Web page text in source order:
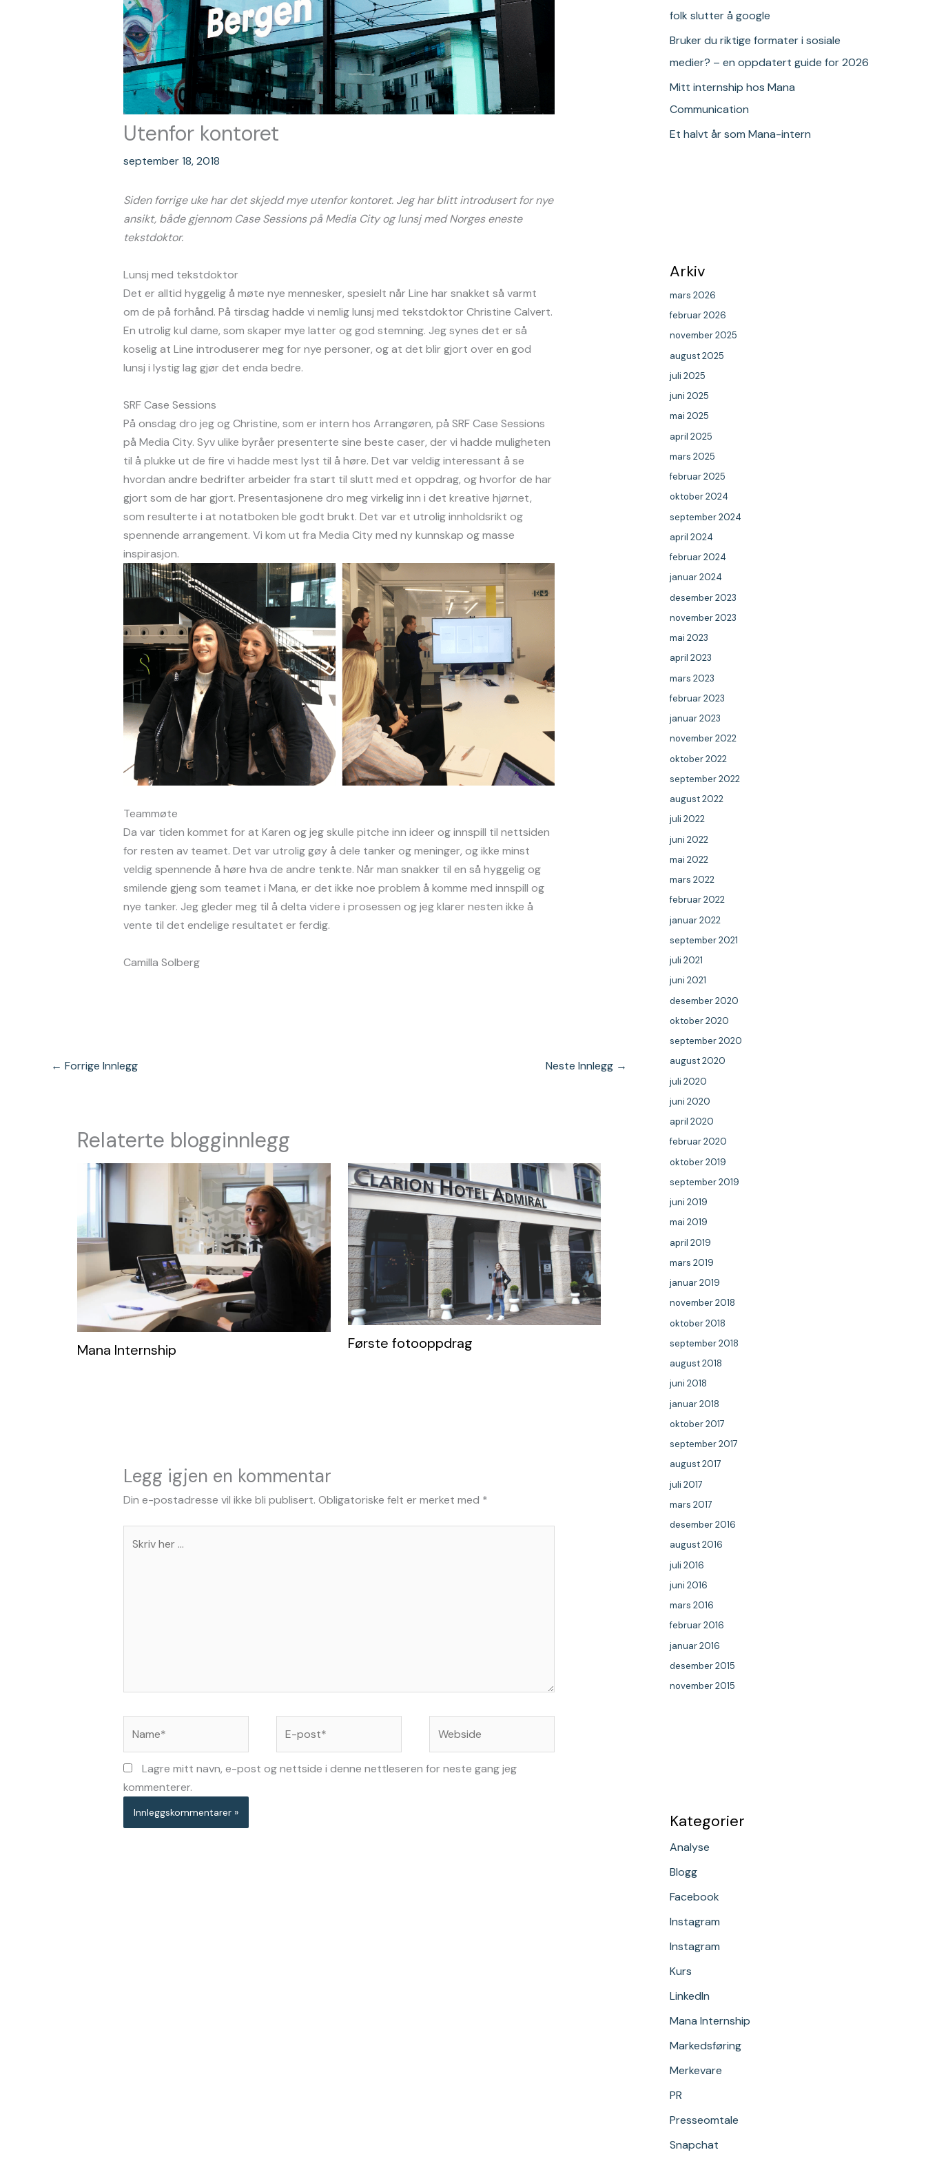
Utenfor kontoret
september 18, 2018
Siden forrige uke har det skjedd mye utenfor kontoret. Jeg har blitt introdusert for nye
ansikt, både gjennom Case Sessions på Media City og lunsj med Norges eneste
tekstdoktor.
Lunsj med tekstdoktor
Det er alltid hyggelig å møte nye mennesker, spesielt når Line har snakket så varmt
om de på forhånd. På tirsdag hadde vi nemlig lunsj med tekstdoktor Christine Calvert.
En utrolig kul dame, som skaper mye latter og god stemning. Jeg synes det er så
koselig at Line introduserer meg for nye personer, og at det blir gjort over en god
lunsj i lystig lag gjør det enda bedre.
SRF Case Sessions
På onsdag dro jeg og Christine, som er intern hos Arrangøren, på SRF Case Sessions
på Media City. Syv ulike byråer presenterte sine beste caser, der vi hadde muligheten
til å plukke ut de fire vi hadde mest lyst til å høre. Det var veldig interessant å se
hvordan andre bedrifter arbeider fra start til slutt med et oppdrag, og hvorfor de har
gjort som de har gjort. Presentasjonene dro meg virkelig inn i det kreative hjørnet,
som resulterte i at notatboken ble godt brukt. Det var et utrolig innholdsrikt og
spennende arrangement. Vi kom ut fra Media City med ny kunnskap og masse
inspirasjon.
Teammøte
Da var tiden kommet for at Karen og jeg skulle pitche inn ideer og innspill til nettsiden
for resten av teamet. Det var utrolig gøy å dele tanker og meninger, og ikke minst
veldig spennende å høre hva de andre tenkte. Når man snakker til en så hyggelig og
smilende gjeng som teamet i Mana, er det ikke noe problem å komme med innspill og
nye tanker. Jeg gleder meg til å delta videre i prosessen og jeg klarer nesten ikke å
vente til det endelige resultatet er ferdig.
Camilla Solberg
← Forrige Innlegg Neste Innlegg →
Relaterte blogginnlegg
Mana Internship Første fotooppdrag
Legg igjen en kommentar
Din e-postadresse vil ikke bli publisert. Obligatoriske felt er merket med *
post*
Lagre mitt navn, e-post og nettside i denne nettleseren for neste gang jeg
kommenterer.
folk slutter å google
Bruker du riktige formater i sosiale
medier? – en oppdatert guide for 2026
Mitt internship hos Mana
Communication
Et halvt år som Mana-intern
Arkiv
mars 2026
februar 2026
november 2025
august 2025
juli 2025
juni 2025
mai 2025
april 2025
mars 2025
februar 2025
oktober 2024
september 2024
april 2024
februar 2024
januar 2024
desember 2023
november 2023
mai 2023
april 2023
mars 2023
februar 2023
januar 2023
november 2022
oktober 2022
september 2022
august 2022
juli 2022
juni 2022
mai 2022
mars 2022
februar 2022
januar 2022
september 2021
juli 2021
juni 2021
desember 2020
oktober 2020
september 2020
august 2020
juli 2020
juni 2020
april 2020
februar 2020
oktober 2019
september 2019
juni 2019
mai 2019
april 2019
mars 2019
januar 2019
november 2018
oktober 2018
september 2018
august 2018
juni 2018
januar 2018
oktober 2017
september 2017
august 2017
juli 2017
mars 2017
desember 2016
august 2016
juli 2016
juni 2016
mars 2016
februar 2016
januar 2016
desember 2015
november 2015
Kategorier
Analyse
Blogg
Facebook
Instagram
Instagram
Kurs
LinkedIn
Mana Internship
Markedsføring
Merkevare
PR
Presseomtale
Snapchat